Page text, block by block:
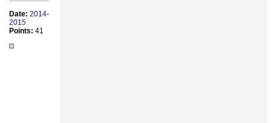
Date: 2014-
2015
Points: 41